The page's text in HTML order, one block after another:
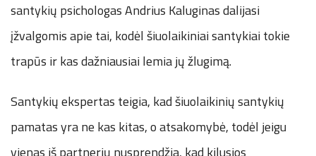
santykių psichologas Andrius Kaluginas dalijasi
įžvalgomis apie tai, kodėl šiuolaikiniai santykiai tokie
trapūs ir kas dažniausiai lemia jų žlugimą.
Santykių ekspertas teigia, kad šiuolaikinių santykių
pamatas yra ne kas kitas, o atsakomybė, todėl jeigu